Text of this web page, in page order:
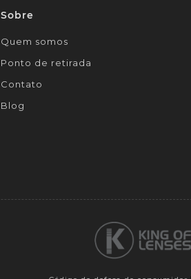
Sobre
Quem somos
Ponto de retirada
Contato
Blog